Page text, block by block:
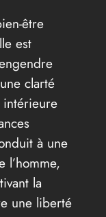
être
est
clarté
intérieure
à une
l’homme,
la
une liberté